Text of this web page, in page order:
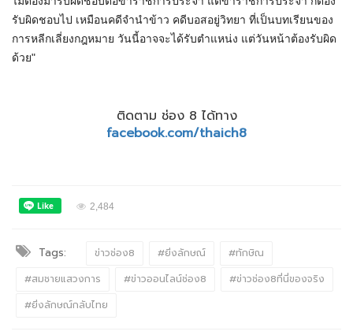
รับผิดชอบไป เหมือนคดีจำนำข้าว คดีบอสอยู่วิทยา ที่เป็นบทเรียนของ
การหลีกเลี่ยงกฎหมาย วันนี้อาจจะได้รับตำแหน่ง แต่วันหน้าต้องรับผิด
ด้วย"
ติดตาม ช่อง 8 ได้ทาง
facebook.com/thaich8
2,484
Tags: ข่าวช่อง8 #ยิ่งลักษณ์
#ทักษิณ
#สมชายแสวงการ
#ข่าวออนไลน์ช่อง8
#ข่าวช่อง8ที่นี่ของจริง
#ยิ่งลักษณ์กลับไทย